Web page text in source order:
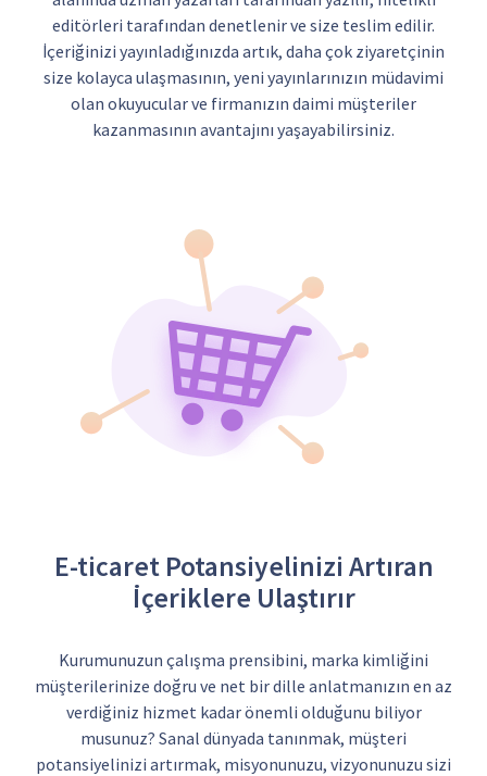
editörleri tarafından denetlenir ve size teslim edilir.
İçeriğinizi yayınladığınızda artık, daha çok ziyaretçinin
size kolayca ulaşmasının, yeni yayınlarınızın müdavimi
olan okuyucular ve firmanızın daimi müşteriler
kazanmasının avantajını yaşayabilirsiniz.
E-ticaret Potansiyelinizi Artıran
İçeriklere Ulaştırır
Kurumunuzun çalışma prensibini, marka kimliğini
müşterilerinize doğru ve net bir dille anlatmanızın en az
verdiğiniz hizmet kadar önemli olduğunu biliyor
musunuz? Sanal dünyada tanınmak, müşteri
potansiyelinizi artırmak, misyonunuzu, vizyonunuzu sizi